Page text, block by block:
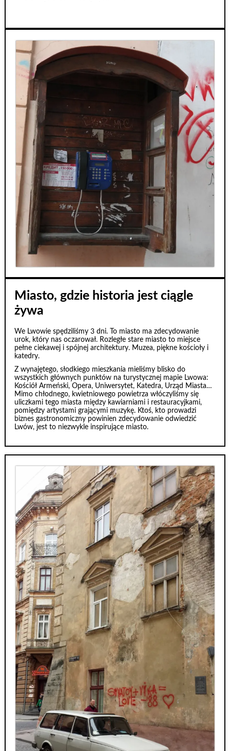
Miasto, gdzie historia jest ciągle
żywa
We Lwowie spędziliśmy 3 dni. To miasto ma zdecydowanie
urok, który nas oczarował. Rozległe stare miasto to miejsce
pełne ciekawej i spójnej architektury. Muzea, piękne kościoły i
katedry.
Z wynajętego, słodkiego mieszkania mieliśmy blisko do
wszystkich głównych punktów na turystycznej mapie Lwowa:
Kościół Armeński, Opera, Uniwersytet, Katedra, Urząd Miasta…
Mimo chłodnego, kwietniowego powietrza włóczyliśmy się
uliczkami tego miasta między kawiarniami i restauracyjkami,
pomiędzy artystami grającymi muzykę. Ktoś, kto prowadzi
biznes gastronomiczny powinien zdecydowanie odwiedzić
Lwów, jest to niezwykle inspirujące miasto.